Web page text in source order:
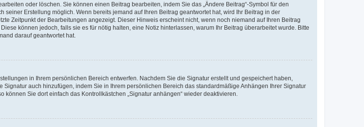
oder löschen. Sie können einen Beitrag bearbeiten, indem Sie das „Ändere Beitrag“-Symbol für den
Erstellung möglich. Wenn bereits jemand auf Ihren Beitrag geantwortet hat, wird Ihr Beitrag in der
Zeitpunkt der Bearbeitungen angezeigt. Dieser Hinweis erscheint nicht, wenn noch niemand auf Ihren Beitrag
können jedoch, falls sie es für nötig halten, eine Notiz hinterlassen, warum Ihr Beitrag überarbeitet wurde. Bitte
darauf geantwortet hat.
in Ihrem persönlichen Bereich entwerfen. Nachdem Sie die Signatur erstellt und gespeichert haben,
auch hinzufügen, indem Sie in Ihrem persönlichen Bereich das standardmäßige Anhängen Ihrer Signatur
Sie dort einfach das Kontrollkästchen „Signatur anhängen“ wieder deaktivieren.